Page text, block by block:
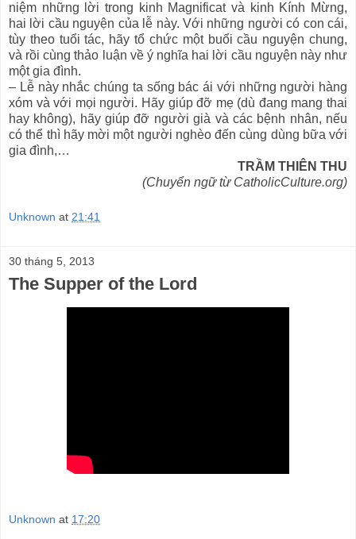
niệm những lời trong kinh Magnificat và kinh Kính Mừng,
hai lời cầu nguyện của lễ này. Với những người có con cái,
tùy theo tuổi tác, hãy tổ chức một buổi cầu nguyện chung,
và rồi cùng thảo luận về ý nghĩa hai lời cầu nguyện này như
một gia đình.
– Lễ này nhắc chúng ta sống bác ái với những người hàng
xóm và với mọi người. Hãy giúp đỡ mẹ (dù đang mang thai
hay không), hãy giúp đỡ người già và các bệnh nhân, nếu
có thể thì hãy mời một người nghèo đến cùng dùng bữa với
gia đình,…
TRẦM THIÊN THU
(Chuyển ngữ từ CatholicCulture.org)
Unknown at 21:41
30 tháng 5, 2013
The Supper of the Lord
Unknown at 17:20